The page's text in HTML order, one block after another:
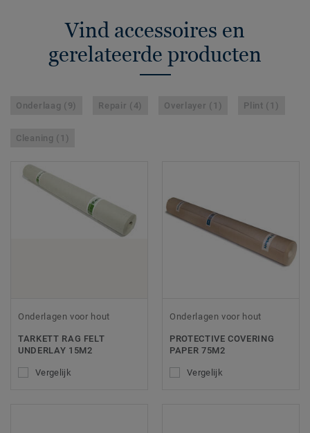
Vind accessoires en
gerelateerde producten
Onderlaag (9) Repair (4) Overlayer (1) Plint (1)
Cleaning (1)
Onderlagen voor hout
TARKETT RAG FELT
UNDERLAY 15M2
Vergelijk
Onderlagen voor hout
PROTECTIVE COVERING
PAPER 75M2
Vergelijk